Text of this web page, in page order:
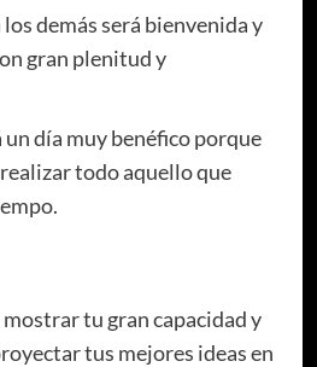
demás será bienvenida y
gran plenitud y
un día muy benéfico porque
todo aquello que
tu gran capacidad y
tus mejores ideas en